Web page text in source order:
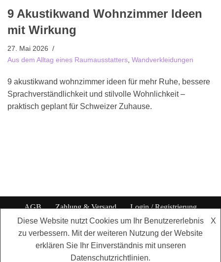
9 Akustikwand Wohnzimmer Ideen
mit Wirkung
27. Mai 2026
Aus dem Alltag eines Raumausstatters Wandverkleidungen
9 akustikwand wohnzimmer ideen für mehr Ruhe, bessere
Sprachverständlichkeit und stilvolle Wohnlichkeit –
praktisch geplant für Schweizer Zuhause.
AGB Zahlung & Versand
Login / Registrierung
Datenschutzbestimmungen
Impressum
- Willisauerstrasse 17 - 6122
Diese Website nutzt Cookies um Ihr Benutzererlebnis
zu verbessern. Mit der weiteren Nutzung der Website
erklären Sie Ihr Einverständnis mit unseren
Datenschutzrichtlinien.
X